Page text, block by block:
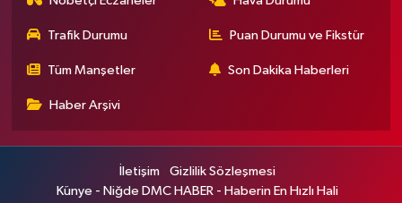
Trafik Durumu Puan Durumu ve Fikstür
Tüm Manşetler Son Dakika Haberleri
Haber Arşivi
İletişim
Gizlilik Sözleşmesi
Künye - Niğde DMC HABER - Haberin En Hızlı Hali